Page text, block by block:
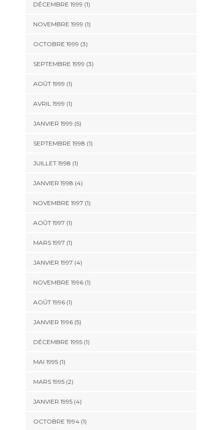
DÉCEMBRE 1999 (1)
NOVEMBRE 1999 (1)
OCTOBRE 1999 (3)
SEPTEMBRE 1999 (3)
AOÛT 1999 (1)
AVRIL 1999 (1)
JANVIER 1999 (5)
SEPTEMBRE 1998 (1)
JUILLET 1998 (1)
JANVIER 1998 (4)
NOVEMBRE 1997 (1)
AOÛT 1997 (1)
MARS 1997 (1)
JANVIER 1997 (4)
NOVEMBRE 1996 (1)
AOÛT 1996 (1)
JANVIER 1996 (5)
DÉCEMBRE 1995 (1)
MAI 1995 (1)
MARS 1995 (2)
JANVIER 1995 (4)
OCTOBRE 1994 (1)